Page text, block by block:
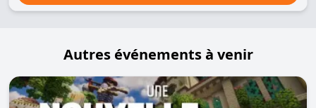
Autres événements à venir